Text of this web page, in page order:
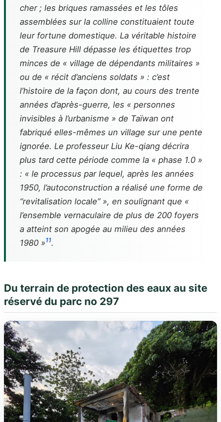
cher ; les briques ramassées et les tôles
assemblées sur la colline constituaient toute
leur fortune domestique. La véritable histoire
de Treasure Hill dépasse les étiquettes trop
minces de « village de dépendants militaires »
ou de « récit d’anciens soldats » : c’est
l’histoire de la façon dont, au cours des trente
années d’après-guerre, les « personnes
invisibles à l’urbanisme » de Taïwan ont
fabriqué elles-mêmes un village sur une pente
ignorée. Le professeur Liu Ke-qiang décrira
plus tard cette période comme la « phase 1.0 »
: « le processus par lequel, après les années
1950, l’autoconstruction a réalisé une forme de
“revitalisation locale” », en soulignant que «
l’ensemble vernaculaire de plus de 200 foyers
a atteint son apogée au milieu des années
1980 »11.
Du terrain de protection des eaux au site
réservé du parc no 297